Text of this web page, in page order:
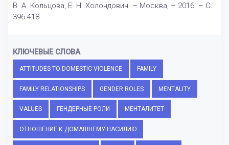
В. А. Кольцова, Е. Н. Холондович. – Москва, – 2016. – С.
396-418
КЛЮЧЕВЫЕ СЛОВА
ATTITUDES TO DOMESTIC VIOLENCE FAMILY
FAMILY RELATIONSHIPS GENDER ROLES MENTALITY
VALUES ГЕНДЕРНЫЕ РОЛИ МЕНТАЛИТЕТ
ОТНОШЕНИЕ К ДОМАШНЕМУ НАСИЛИЮ